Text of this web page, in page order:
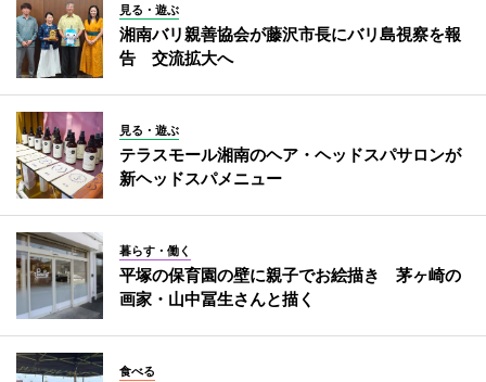
見る・遊ぶ
湘南バリ親善協会が藤沢市長にバリ島視察を報
告 交流拡大へ
見る・遊ぶ
テラスモール湘南のヘア・ヘッドスパサロンが
新ヘッドスパメニュー
暮らす・働く
平塚の保育園の壁に親子でお絵描き 茅ヶ崎の
画家・山中冨生さんと描く
食べる